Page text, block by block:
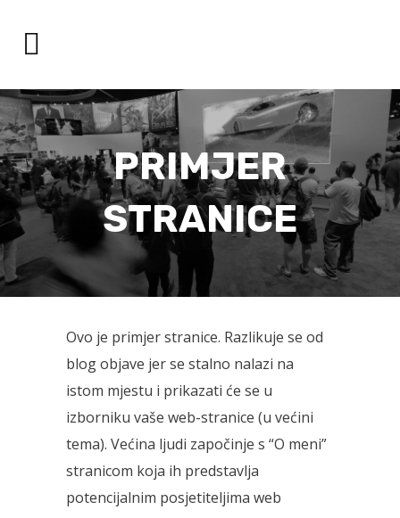
PRIMJER
STRANICE
Ovo je primjer stranice. Razlikuje se od
blog objave jer se stalno nalazi na
istom mjestu i prikazati će se u
izborniku vaše web-stranice (u većini
tema). Većina ljudi započinje s “O meni”
stranicom koja ih predstavlja
potencijalnim posjetiteljima web